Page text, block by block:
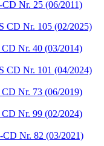
Nr. 25 (06/2011)
CD Nr. 105 (02/2025)
Nr. 40 (03/2014)
CD Nr. 101 (04/2024)
Nr. 73 (06/2019)
Nr. 99 (02/2024)
Nr. 82 (03/2021)